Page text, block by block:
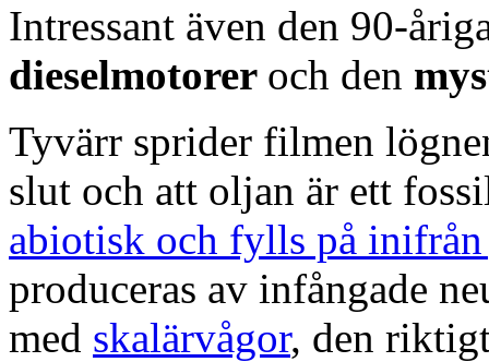
Intressant även den 90-
dieselmotorer och den
Tyvärr sprider filmen
slut och att oljan är ett
abiotisk och fylls på
produceras av infångade
med skalärvågor, den